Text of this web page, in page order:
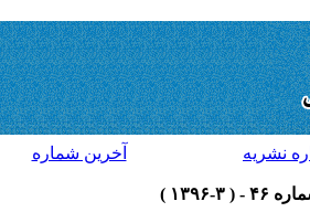
نشريه آخرين شماره